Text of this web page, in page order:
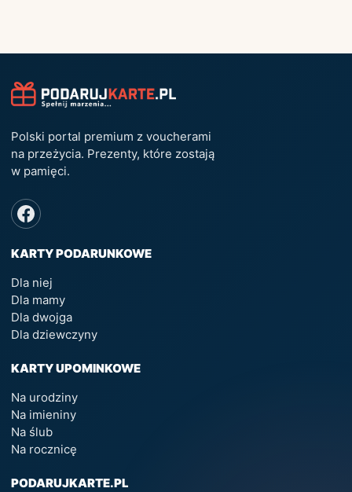
Polski portal premium z voucherami
na przeżycia. Prezenty, które zostają
w pamięci.
KARTY PODARUNKOWE
Dla niej
Dla mamy
Dla dwojga
Dla dziewczyny
KARTY UPOMINKOWE
Na urodziny
Na imieniny
Na ślub
Na rocznicę
PODARUJKARTE.PL